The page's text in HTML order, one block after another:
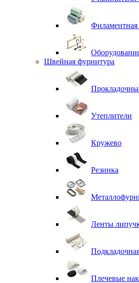
Филаментная
Швейная фурнитура
Утеплители
Кружево
Резинка
Ленты
Плечевые